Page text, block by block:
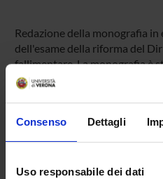
Consenso Dettagli
Uso responsabile dei dati
Redazione della monografia
dell'esame della riforma del
fallimentare. La monografia è
provvisoria a cura della
ENTI FINANZIATORI: